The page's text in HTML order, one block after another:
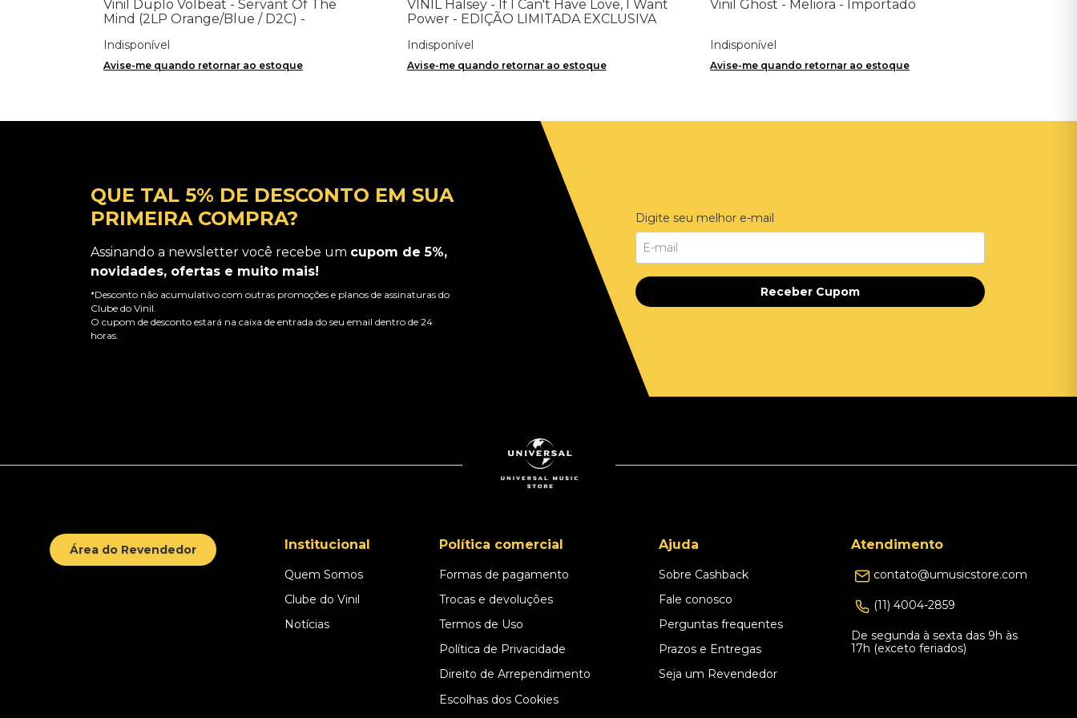
Vinil Duplo Volbeat - Servant Of The
Mind (2LP Orange/Blue / D2C) -
Indisponível
Avise-me quando retornar ao estoque
VINIL Halsey - If I Can't Have Love, I Want
Power - EDIÇÃO LIMITADA EXCLUSIVA
Indisponível
Avise-me quando retornar ao estoque
Vinil Ghost - Meliora - Importado
Indisponível
Avise-me quando retornar ao estoque
QUE TAL 5% DE DESCONTO EM SUA
PRIMEIRA COMPRA?
Assinando a newsletter você recebe um cupom de 5%,
novidades, ofertas e muito mais!
*Desconto não acumulativo com outras promoções e planos de assinaturas do
Clube do Vinil.
O cupom de desconto estará na caixa de entrada do seu email dentro de 24
horas.
Digite seu melhor e-mail
Receber Cupom
Área do Revendedor Institucional
Quem Somos
Clube do Vinil
Notícias
Política comercial
Formas de pagamento
Trocas e devoluções
Termos de Uso
Política de Privacidade
Direito de Arrependimento
Escolhas dos Cookies
Ajuda
Sobre Cashback
Fale conosco
Perguntas frequentes
Prazos e Entregas
Seja um Revendedor
Atendimento
contato@umusicstore.com
(11) 4004-2859
De segunda à sexta das 9h às
17h (exceto feriados)